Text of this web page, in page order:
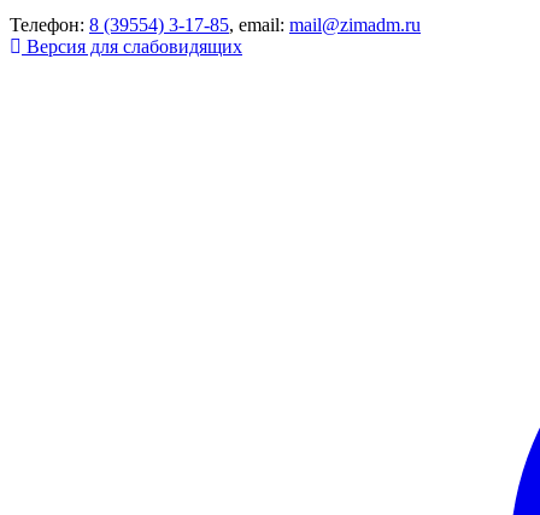
Телефон: 8 (39554) 3-17-85, email: mail@zimadm.ru
Версия для слабовидящих